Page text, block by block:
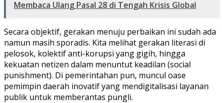
Membaca Ulang Pasal 28 di Tengah Krisis Global
​Secara objektif, gerakan menuju perbaikan ini sudah ada
namun masih sporadis. Kita melihat gerakan literasi di
pelosok, kolektif anti-korupsi yang gigih, hingga
kekuatan netizen dalam menuntut keadilan (social
punishment). Di pemerintahan pun, muncul oase
pemimpin daerah inovatif yang mendigitalisasi layanan
publik untuk memberantas pungli.